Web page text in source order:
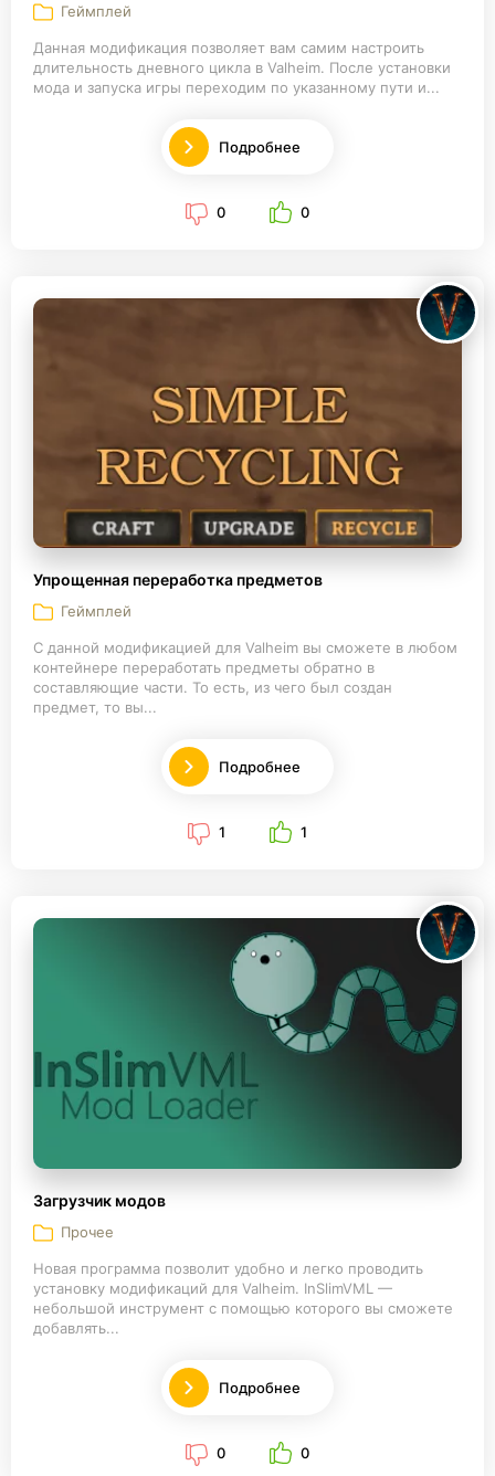
Геймплей
Данная модификация позволяет вам самим настроить
длительность дневного цикла в Valheim. После установки
мода и запуска игры переходим по указанному пути и...
Подробнее
0 0
Упрощенная переработка предметов
Геймплей
С данной модификацией для Valheim вы сможете в любом
контейнере переработать предметы обратно в
составляющие части. То есть, из чего был создан
предмет, то вы...
Подробнее
1 1
Загрузчик модов
Прочее
Новая программа позволит удобно и легко проводить
установку модификаций для Valheim. InSlimVML —
небольшой инструмент с помощью которого вы сможете
добавлять...
Подробнее
0 0